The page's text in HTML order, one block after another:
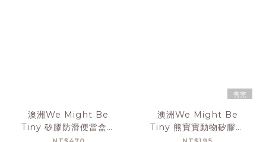
澳洲We Might Be
Tiny 矽膠防滑便當盒兔
寶寶-深灰
售完
澳洲We Might Be
Tiny 熊寶寶動物矽膠吸
管外出攜帶組-萊姆黃(含